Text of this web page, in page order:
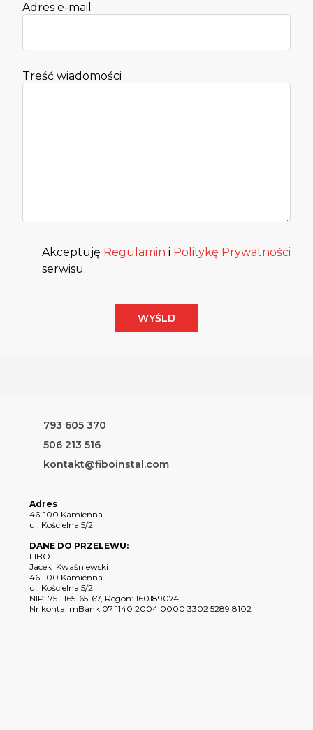
Adres e-mail
Treść wiadomości
Akceptuję Regulamin i Politykę Prywatności
serwisu.
WYŚLIJ
793 605 370
506 213 516
kontakt@fiboinstal.com
Adres
46-100 Kamienna
ul. Kościelna 5/2
DANE DO PRZELEWU:
FIBO
Jacek Kwaśniewski
46-100 Kamienna
ul. Kościelna 5/2
NIP: 751-165-65-67, Regon: 160189074
Nr konta: mBank 07 1140 2004 0000 3302 5289 8102